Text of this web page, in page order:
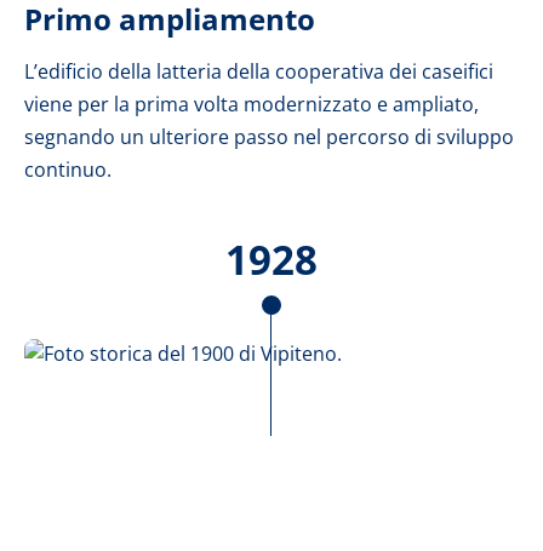
Primo ampliamento
L’edificio della latteria della cooperativa dei caseifici
viene per la prima volta modernizzato e ampliato,
segnando un ulteriore passo nel percorso di sviluppo
continuo.
1928